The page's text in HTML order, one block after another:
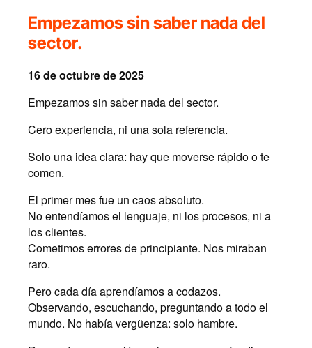
Empezamos sin saber nada del
sector.
16 de octubre de 2025
Empezamos sin saber nada del sector.
Cero experiencia, ni una sola referencia.
Solo una idea clara: hay que moverse rápido o te
comen.
El primer mes fue un caos absoluto.
No entendíamos el lenguaje, ni los procesos, ni a
los clientes.
Cometimos errores de principiante. Nos miraban
raro.
Pero cada día aprendíamos a codazos.
Observando, escuchando, preguntando a todo el
mundo. No había vergüenza: solo hambre.